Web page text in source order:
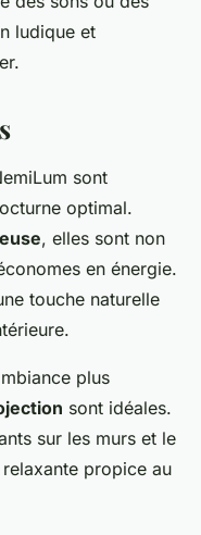
ludique et
sont
optimal.
, elles sont non
en énergie.
touche naturelle
plus
sont idéales.
sur les murs et le
propice au